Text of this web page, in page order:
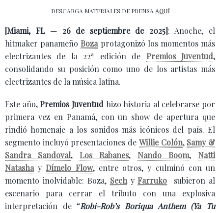
DESCARGA MATERIALES DE PRENSA AQUÍ
[Miami, FL — 26 de septiembre de 2025]: Anoche, el
hitmaker panameñoBozaprotagonizó los momentos más
electrizantes de la 22ª edición de Premios Juventud,
consolidando su posición como uno de los artistas más
electrizantes de la música latina.
Este año,Premios Juventud hizo historia al celebrarse por
primera vez en Panamá, con un show de apertura que
rindió homenaje a los sonidos más icónicos del país. El
segmento incluyó presentaciones de Willie Colón, Samy &
Sandra Sandoval, Los Rabanes, Nando Boom, Natti
NatashayDímelo Flow, entre otros, y culminó con un
momento inolvidable: Boza, SechyFarruko subieron al
escenario para cerrar el tributo con una explosiva
interpretación de “Robi-Rob’s Boriqua Anthem (Ya Tu